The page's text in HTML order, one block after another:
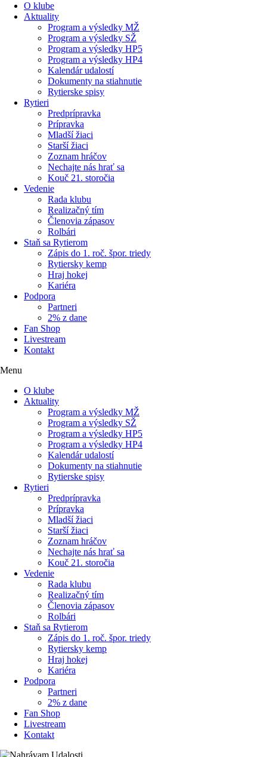
O klube
Aktuality
Program a výsledky MŽ
Program a výsledky SŽ
Program a výsledky HP5
Program a výsledky HP4
Kalendár udalostí
Dokumenty na stiahnutie
Rytierske spisy
Rytieri
Predprípravka
Prípravka
Mladší žiaci
Starší žiaci
Zoznam hráčov
Nechajte nás hrať sa
Kouč 21. storočia
Vedenie
Rada klubu
Realizačný tím
Členovia zápasov
Rolbári
Staň sa Rytierom
Zápis do 1. roč. špor. triedy
Rytiersky kemp
Hraj hokej
Kariéra
Podpora
Partneri
2% z dane
Fan Shop
Livestream
Kontakt
Menu
O klube
Aktuality
Program a výsledky MŽ
Program a výsledky SŽ
Program a výsledky HP5
Program a výsledky HP4
Kalendár udalostí
Dokumenty na stiahnutie
Rytierske spisy
Rytieri
Predprípravka
Prípravka
Mladší žiaci
Starší žiaci
Zoznam hráčov
Nechajte nás hrať sa
Kouč 21. storočia
Vedenie
Rada klubu
Realizačný tím
Členovia zápasov
Rolbári
Staň sa Rytierom
Zápis do 1. roč. špor. triedy
Rytiersky kemp
Hraj hokej
Kariéra
Podpora
Partneri
2% z dane
Fan Shop
Livestream
Kontakt